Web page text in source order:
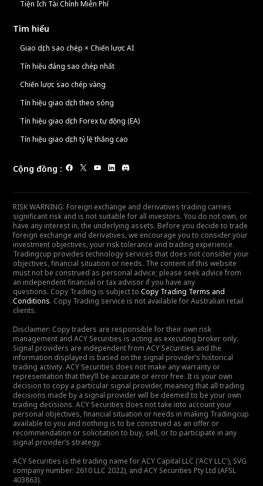
Tiện Ích Tài Chính Miễn Phí
Tìm hiểu
Giao dịch sao chép × Chiến lược AI
Tín hiệu đáng sao chép nhất
Chiến lược sao chép vàng
Tín hiệu giao dịch theo sóng
Tín hiệu giao dịch Forex tự động (EA)
Tín hiệu giao dịch tỷ lệ thắng cao
Cộng đồng :
RISK WARNING: Foreign exchange and derivatives trading carries
significant risk and is not suitable for all investors. You do not own, or
have any interest in, the underlying assets. Before you decide to trade
foreign exchange and derivatives, we encourage you to consider your
investment objectives, your risk tolerance and trading experience.
Tradingcup provides technology services that does not consider your
objectives, financial situation or needs. The content of this website
must not be construed as personal advice; please seek advice from
an independent financial or tax advisor if you have any
questions. Copy Trading is subject to Copy Trading Terms and
Conditions. Copy Trading service is not available for Australian retail
clients.
Disclaimer: Copy traders are responsible for their own risk
management and ACY Securities is acting as executing broker only.
Signal providers are independent from ACY Securities and the
information displayed is based on the signal provider’s historical
trading activity. ACY Securities does not make any warranty or
representation that they’ll be accurate or error free. It is your own
decision to copy a particular signal provider, meaning that all trading
decisions made by a signal provider will be deemed to be your own
trading decisions. ACY Securities does not take into account your
personal objectives, financial situation or needs in making Tradingcup
available to you and nothing is to be construed as an offer or
recommendation or solicitation to buy, sell, or to participate in any
signal provider’s strategy.
ACY Securities is the trading name for ACY Capital LLC ('ACY LLC'), SVG
company number: 2610 LLC 2022), and ACY Securities Pty Ltd (AFSL
403863).